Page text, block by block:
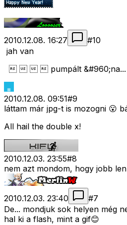
2010.12.08. 16:27 #10
jah van
pumpált &#960;na... a
2010.12.08. 09:51#9
láttam már jpg-t is mozogni 😮
All hail the double x!
2010.12.03. 23:55#8
nem azt mondom, hogy jobb
2010.12.03. 23:40 #7
De... mondjuk sok helyen még
hal ki a flash, mint a gif😊